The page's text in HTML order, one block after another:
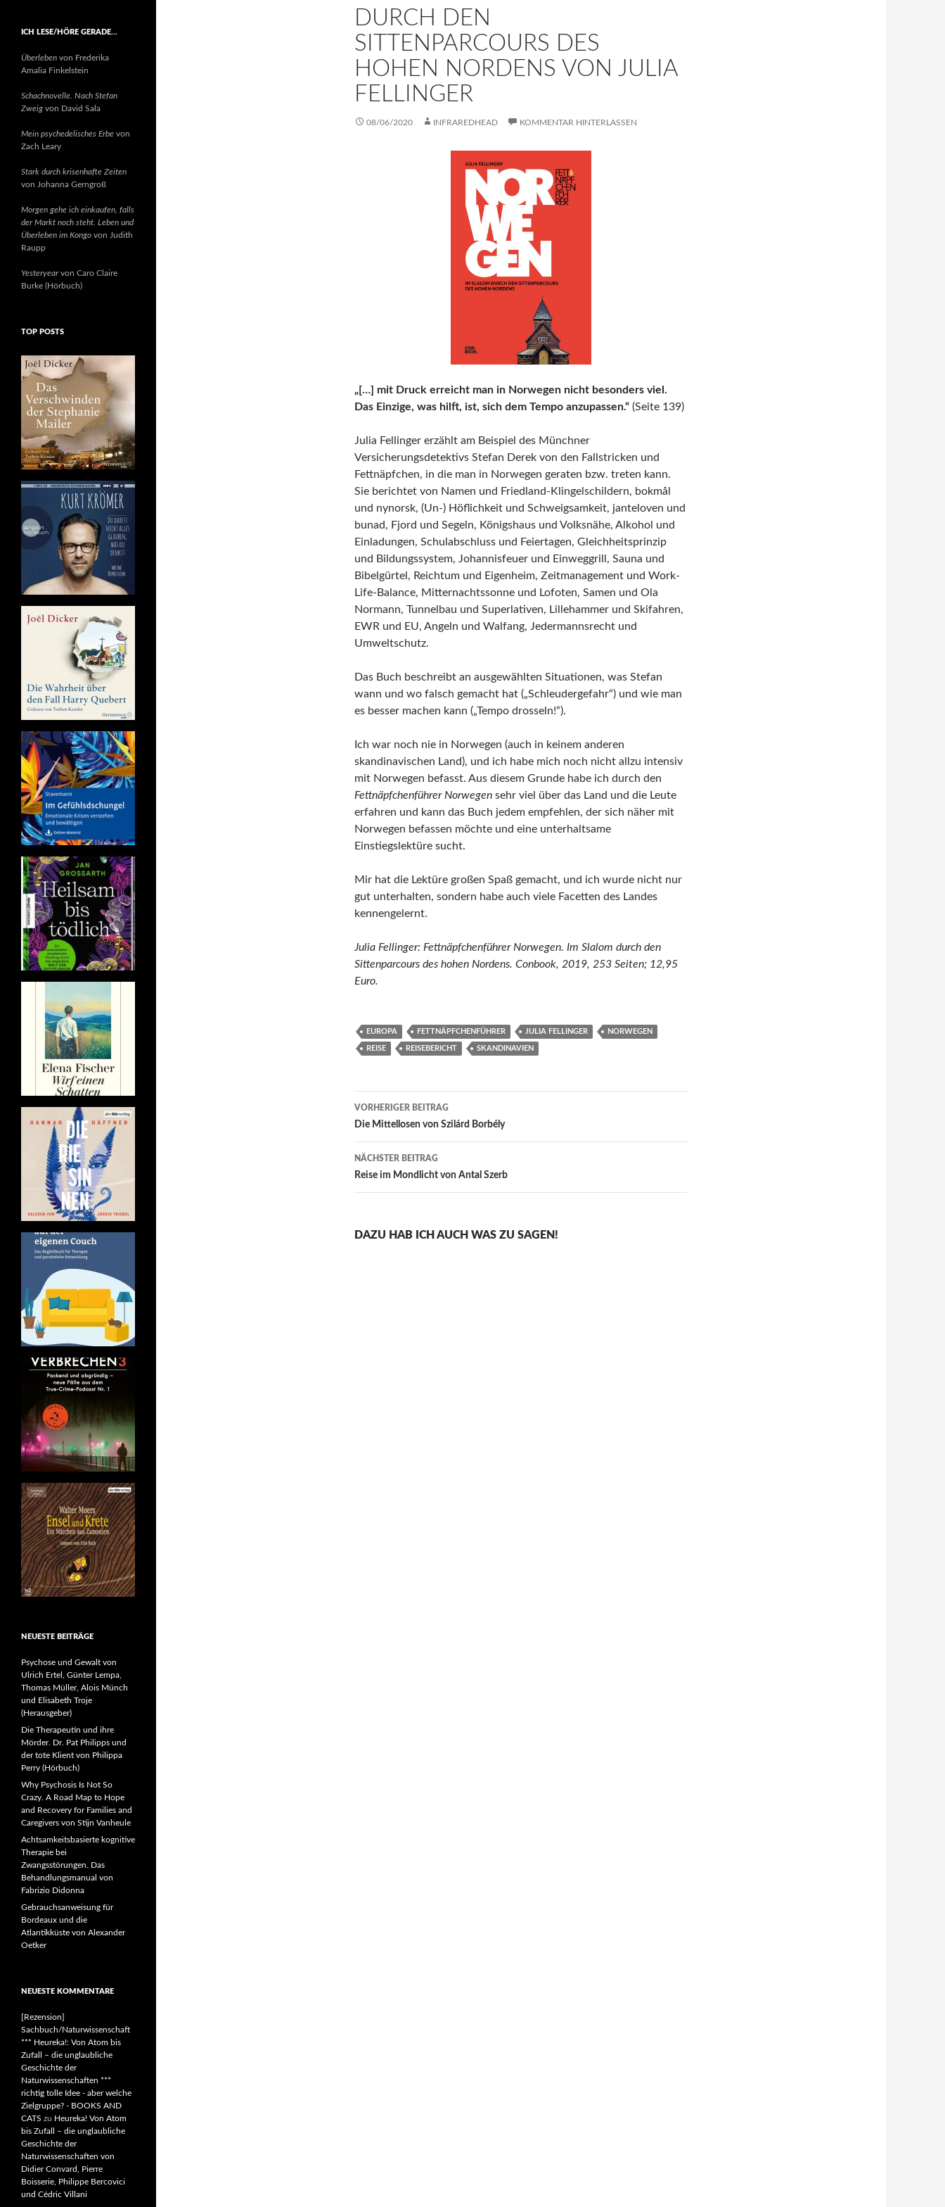
DURCH DEN
SITTENPARCOURS DES
HOHEN NORDENS VON JULIA
FELLINGER
08/06/2020 INFRAREDHEAD KOMMENTAR HINTERLASSEN
„[…] mit Druck erreicht man in Norwegen nicht besonders viel.
Das Einzige, was hilft, ist, sich dem Tempo anzupassen.“ (Seite 139)
Julia Fellinger erzählt am Beispiel des Münchner
Versicherungsdetektivs Stefan Derek von den Fallstricken und
Fettnäpfchen, in die man in Norwegen geraten bzw. treten kann.
Sie berichtet von Namen und Friedland-Klingelschildern, bokmål
und nynorsk, (Un-) Höflichkeit und Schweigsamkeit, janteloven und
bunad, Fjord und Segeln, Königshaus und Volksnähe, Alkohol und
Einladungen, Schulabschluss und Feiertagen, Gleichheitsprinzip
und Bildungssystem, Johannisfeuer und Einweggrill, Sauna und
Bibelgürtel, Reichtum und Eigenheim, Zeitmanagement und Work-
Life-Balance, Mitternachtssonne und Lofoten, Samen und Ola
Normann, Tunnelbau und Superlativen, Lillehammer und Skifahren,
EWR und EU, Angeln und Walfang, Jedermannsrecht und
Umweltschutz.
Das Buch beschreibt an ausgewählten Situationen, was Stefan
wann und wo falsch gemacht hat („Schleudergefahr“) und wie man
es besser machen kann („Tempo drosseln!“).
Ich war noch nie in Norwegen (auch in keinem anderen
skandinavischen Land), und ich habe mich noch nicht allzu intensiv
mit Norwegen befasst. Aus diesem Grunde habe ich durch den
Fettnäpfchenführer Norwegen sehr viel über das Land und die Leute
erfahren und kann das Buch jedem empfehlen, der sich näher mit
Norwegen befassen möchte und eine unterhaltsame
Einstiegslektüre sucht.
Mir hat die Lektüre großen Spaß gemacht, und ich wurde nicht nur
gut unterhalten, sondern habe auch viele Facetten des Landes
kennengelernt.
Julia Fellinger: Fettnäpfchenführer Norwegen. Im Slalom durch den
Sittenparcours des hohen Nordens. Conbook, 2019, 253 Seiten; 12,95
Euro.
EUROPA FETTNÄPFCHENFÜHRER JULIA FELLINGER NORWEGEN
REISE REISEBERICHT SKANDINAVIEN
Beitragsnavigation
VORHERIGER BEITRAG
Die Mittellosen von Szilárd Borbély
NÄCHSTER BEITRAG
Reise im Mondlicht von Antal Szerb
DAZU HAB ICH AUCH WAS ZU SAGEN!
ICH LESE/HÖRE GERADE…
Überleben von Frederika
Amalia Finkelstein
Schachnovelle. Nach Stefan
Zweig von David Sala
Mein psychedelisches Erbe von
Zach Leary
Stark durch krisenhafte Zeiten
von Johanna Gerngroß
Morgen gehe ich einkaufen, falls
der Markt noch steht. Leben und
Überleben im Kongo von Judith
Raupp
Yesteryearvon Caro Claire
Burke (Hörbuch)
TOP POSTS
NEUESTE BEITRÄGE
Psychose und Gewalt von
Ulrich Ertel, Günter Lempa,
Thomas Müller, Alois Münch
und Elisabeth Troje
(Herausgeber)
Die Therapeutin und ihre
Mörder. Dr. Pat Philipps und
der tote Klient von Philippa
Perry (Hörbuch)
Why Psychosis Is Not So
Crazy. A Road Map to Hope
and Recovery for Families and
Caregivers von Stijn Vanheule
Achtsamkeitsbasierte kognitive
Therapie bei
Zwangsstörungen. Das
Behandlungsmanual von
Fabrizio Didonna
Gebrauchsanweisung für
Bordeaux und die
Atlantikküste von Alexander
Oetker
NEUESTE KOMMENTARE
[Rezension]
Sachbuch/Naturwissenschaft
*** Heureka!: Von Atom bis
Zufall – die unglaubliche
Geschichte der
Naturwissenschaften ***
richtig tolle Idee - aber welche
Zielgruppe? - BOOKS AND
CATS zu Heureka! Von Atom
bis Zufall – die unglaubliche
Geschichte der
Naturwissenschaften von
Didier Convard, Pierre
Boisserie, Philippe Bercovici
und Cédric Villani